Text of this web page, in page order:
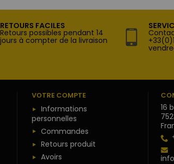
RETOURS FACILES
Retours possibles pendant 14
jours à compter de la livraison
VOTRE COMPTE
Informations
personnelles
Commandes
Retours produit
Avoirs
16